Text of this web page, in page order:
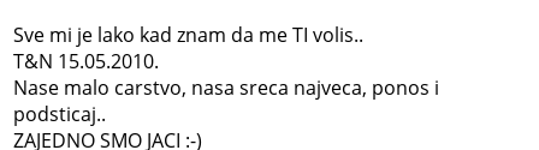
Sve mi je lako kad znam da me TI volis..
T&N 15.05.2010.
Nase malo carstvo, nasa sreca najveca, ponos i
podsticaj..
ZAJEDNO SMO JACI :-)